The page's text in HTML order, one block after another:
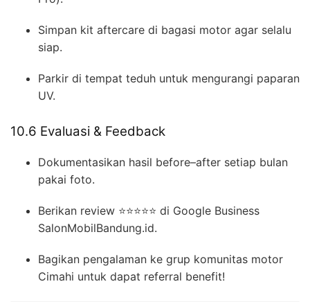
Simpan kit aftercare di bagasi motor agar selalu
siap.
Parkir di tempat teduh untuk mengurangi paparan
UV.
10.6 Evaluasi & Feedback
Dokumentasikan hasil before–after setiap bulan
pakai foto.
Berikan review ⭐⭐⭐⭐⭐ di Google Business
SalonMobilBandung.id.
Bagikan pengalaman ke grup komunitas motor
Cimahi untuk dapat referral benefit!